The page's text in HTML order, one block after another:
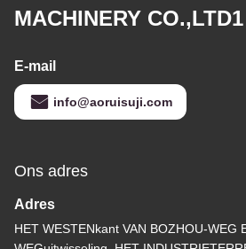
MACHINERY CO.,LTD1
E-mail
info@aoruisuji.com
Ons adres
Adres
HET WESTENkant VAN BOZHOU-WEG